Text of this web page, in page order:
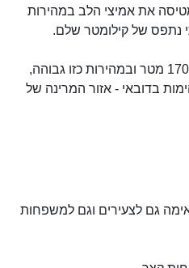
מטיסה את אמיצי הלב במהירות
דמיינו איך זה לטוס בגובה של 170 מטר ובמהירות כזו גבוהה,
בדובאי - אזור המרינה של
גם לצעירים וגם למשפחות